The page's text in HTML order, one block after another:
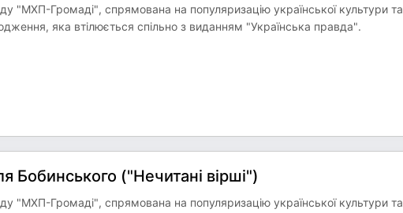
"МХП-Громаді", спрямована на популяризацію української культури та
яка втілюється спільно з виданням "Українська правда".
Бобинського ("Нечитані вірші")
"МХП-Громаді", спрямована на популяризацію української культури та